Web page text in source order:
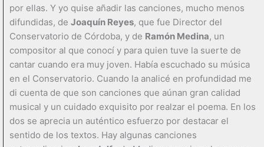
por ellas. Y yo quise añadir las canciones, mucho menos
difundidas, de Joaquín Reyes, que fue Director del
Conservatorio de Córdoba, y de Ramón Medina, un
compositor al que conocí y para quien tuve la suerte de
cantar cuando era muy joven. Había escuchado su música
en el Conservatorio. Cuando la analicé en profundidad me
di cuenta de que son canciones que aúnan gran calidad
musical y un cuidado exquisito por realzar el poema. En los
dos se aprecia un auténtico esfuerzo por destacar el
sentido de los textos. Hay algunas canciones